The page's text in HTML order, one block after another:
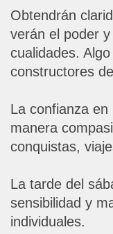
Obtendrán
verán el poder
cualidades.
constructores
La confianza
manera
conquistas,
La tarde del
sensibilidad y
individuales.